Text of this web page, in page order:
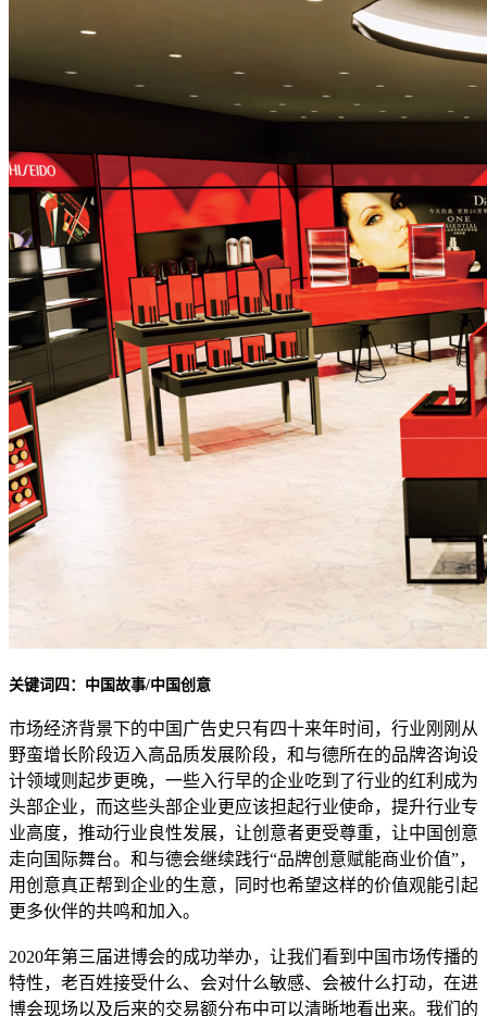
关键词四：中国故事/中国创意
市场经济背景下的中国广告史只有四十来年时间，行业刚刚从
野蛮增长阶段迈入高品质发展阶段，和与德所在的品牌咨询设
计领域则起步更晚，一些入行早的企业吃到了行业的红利成为
头部企业，而这些头部企业更应该担起行业使命，提升行业专
业高度，推动行业良性发展，让创意者更受尊重，让中国创意
走向国际舞台。和与德会继续践行“品牌创意赋能商业价值”，
用创意真正帮到企业的生意，同时也希望这样的价值观能引起
更多伙伴的共鸣和加入。
2020年第三届进博会的成功举办，让我们看到中国市场传播的
特性，老百姓接受什么、会对什么敏感、会被什么打动，在进
博会现场以及后来的交易额分布中可以清晰地看出来。我们的